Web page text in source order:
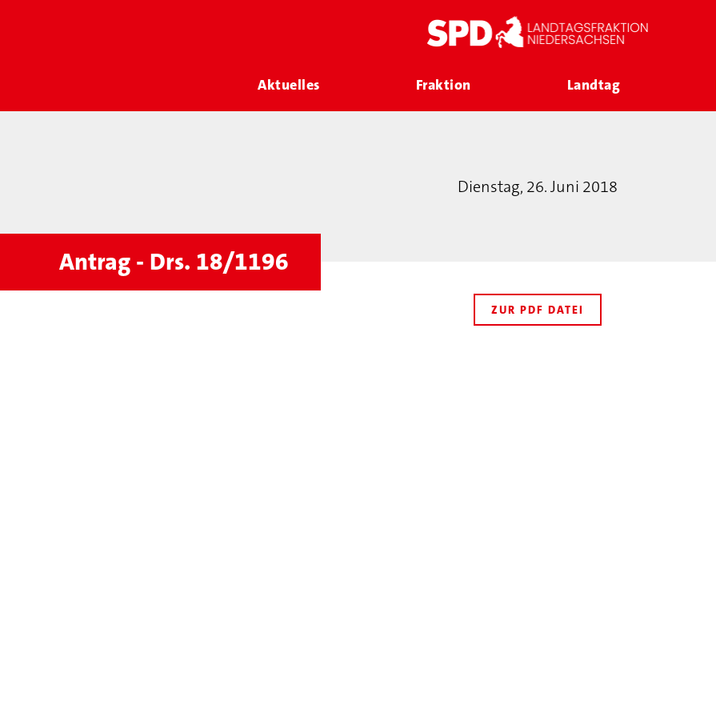
Aktuelles Fraktion Landtag
Dienstag, 26. Juni 2018
Antrag - Drs. 18/1196
ZUR PDF DATEI